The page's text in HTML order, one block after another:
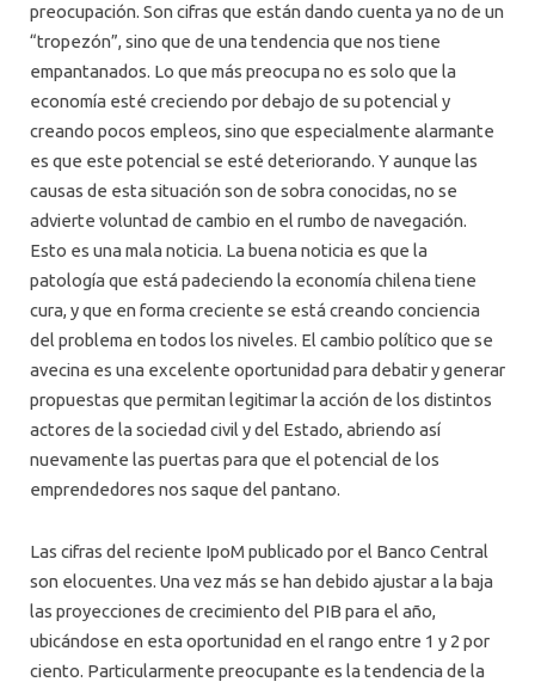
preocupación. Son cifras que están dando cuenta ya no de un
“tropezón”, sino que de una tendencia que nos tiene
empantanados. Lo que más preocupa no es solo que la
economía esté creciendo por debajo de su potencial y
creando pocos empleos, sino que especialmente alarmante
es que este potencial se esté deteriorando. Y aunque las
causas de esta situación son de sobra conocidas, no se
advierte voluntad de cambio en el rumbo de navegación.
Esto es una mala noticia. La buena noticia es que la
patología que está padeciendo la economía chilena tiene
cura, y que en forma creciente se está creando conciencia
del problema en todos los niveles. El cambio político que se
avecina es una excelente oportunidad para debatir y generar
propuestas que permitan legitimar la acción de los distintos
actores de la sociedad civil y del Estado, abriendo así
nuevamente las puertas para que el potencial de los
emprendedores nos saque del pantano.
Las cifras del reciente IpoM publicado por el Banco Central
son elocuentes. Una vez más se han debido ajustar a la baja
las proyecciones de crecimiento del PIB para el año,
ubicándose en esta oportunidad en el rango entre 1 y 2 por
ciento. Particularmente preocupante es la tendencia de la